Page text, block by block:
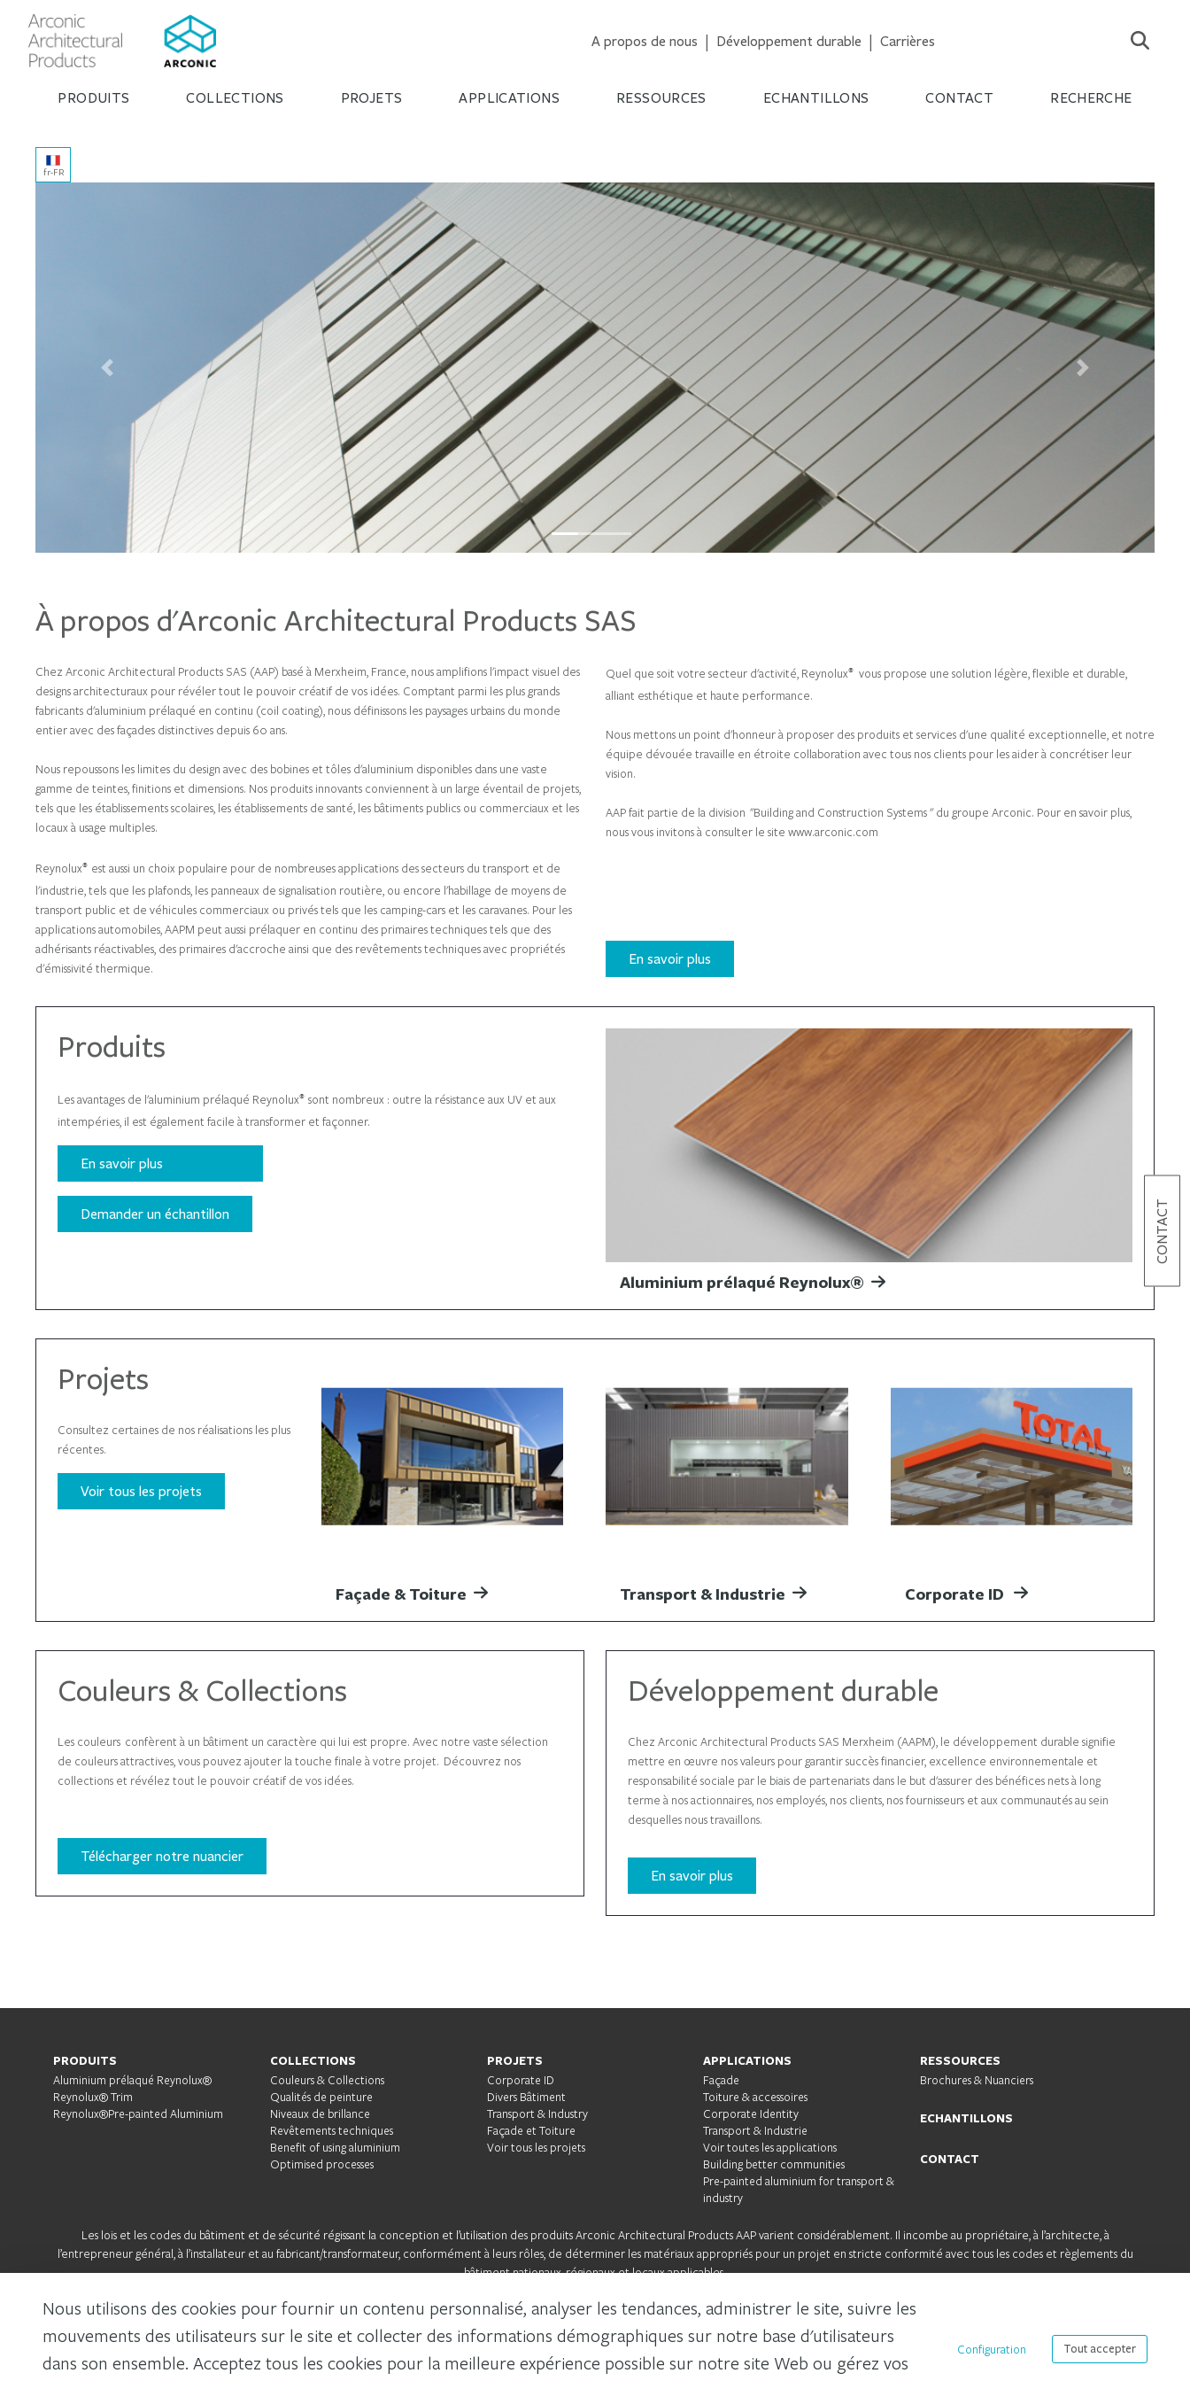
A propos de nous Développement durable Carrières
PRODUITS COLLECTIONS PROJETS APPLICATIONS RESSOURCES ECHANTILLONS CONTACT RECHERCHE
CONTACT
fr-FR
Previous Next
À propos d'Arconic Architectural Products SAS
Chez Arconic Architectural Products SAS (AAP) basé à Merxheim, France, nous amplifions l'impact visuel des
designs architecturaux pour révéler tout le pouvoir créatif de vos idées. Comptant parmi les plus grands
fabricants d'aluminium prélaqué en continu (coil coating), nous définissons les paysages urbains du monde
entier avec des façades distinctives depuis 60 ans.
Nous repoussons les limites du design avec des bobines et tôles d'aluminium disponibles dans une vaste
gamme de teintes, finitions et dimensions. Nos produits innovants conviennent à un large éventail de projets,
tels que les établissements scolaires, les établissements de santé, les bâtiments publics ou commerciaux et les
locaux à usage multiples.
Reynolux
est aussi un choix populaire pour de nombreuses applications des secteurs du transport et de
l'industrie, tels que les plafonds, les panneaux de signalisation routière, ou encore l'habillage de moyens de
transport public et de véhicules commerciaux ou privés tels que les camping-cars et les caravanes. Pour les
applications automobiles, AAPM peut aussi prélaquer en continu des primaires techniques tels que des
adhérisants réactivables, des primaires d'accroche ainsi que des revêtements techniques avec propriétés
d'émissivité thermique.
Quel que soit votre secteur d'activité, Reynolux
vous propose une solution légère, flexible et durable,
alliant esthétique et haute performance.
Nous mettons un point d'honneur à proposer des produits et services d'une qualité exceptionnelle, et notre
équipe dévouée travaille en étroite collaboration avec tous nos clients pour les aider à concrétiser leur
vision.
AAP fait partie de la division "Building and Construction Systems " du groupe Arconic. Pour en savoir plus,
nous vous invitons à consulter le site www.arconic.com
En savoir plus
Produits
Les avantages de l'aluminium prélaqué Reynolux sont nombreux : outre la résistance aux UV et aux
intempéries, il est également facile à transformer et façonner.
En savoir plus
Demander un échantillon
Aluminium prélaqué Reynolux®
Projets
Consultez certaines de nos réalisations les plus
récentes.
Voir tous les projets
Façade & Toiture Transport & Industrie Corporate ID
Couleurs & Collections
Les couleurs confèrent à un bâtiment un caractère qui lui est propre. Avec notre vaste sélection
de couleurs attractives, vous pouvez ajouter la touche finale à votre projet. Découvrez nos
collections et révélez tout le pouvoir créatif de vos idées.
Télécharger notre nuancier
Développement durable
Chez Arconic Architectural Products SAS Merxheim (AAPM), le développement durable signifie
mettre en œuvr e nos valeurs pour garantir succès financier, excellence environnementale et
responsabilité sociale par le biais de partenariats dans le but d'assurer des bénéfices nets à long
terme à nos actionnaires, nos employés, nos clients, nos fournisseurs et aux communautés au sein
desquelles nous travaillons.
En savoir plus
PRODUITS
Aluminium prélaqué Reynolux®
Reynolux® Trim
Reynolux®Pre-painted Aluminium
COLLECTIONS
Couleurs & Collections
Qualités de peinture
Niveaux de brillance
Revêtements techniques
Benefit of using aluminium
Optimised processes
PROJETS
Corporate ID
Divers Bâtiment
Transport & Industry
Façade et Toiture
Voir tous les projets
APPLICATIONS
Façade
Toiture & accessoires
Corporate Identity
Transport & Industrie
Voir toutes les applications
Building better communities
Pre-painted aluminium for transport &
industry
RESSOURCES
Brochures & Nuanciers
ECHANTILLONS
CONTACT
Les lois et les codes du bâtiment et de sécurité régissant la conception et l’utilisation des produits Arconic Architectural Products AAP varient considérablement. Il incombe au propriétaire, à l’architecte, à
l’entrepreneur général, à l’installateur et au fabricant/transformateur, conformément à leurs rôles, de déterminer les matériaux appropriés pour un projet en stricte conformité avec tous les codes et règlements du
bâtiment nationaux, régionaux et locaux applicables.
MENTIONS LEGALES POLITIQUE DE CONFIDENTIALITÉ ARCONIC.COM COOKIE SETTINGS
Nous utilisons des cookies pour fournir un contenu personnalisé, analyser les tendances, administrer le site, suivre les
mouvements des utilisateurs sur le site et collecter des informations démographiques sur notre base d'utilisateurs
dans son ensemble. Acceptez tous les cookies pour la meilleure expérience possible sur notre site Web ou gérez vos
Configuration Tout accepter